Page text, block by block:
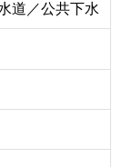
道／公共下水